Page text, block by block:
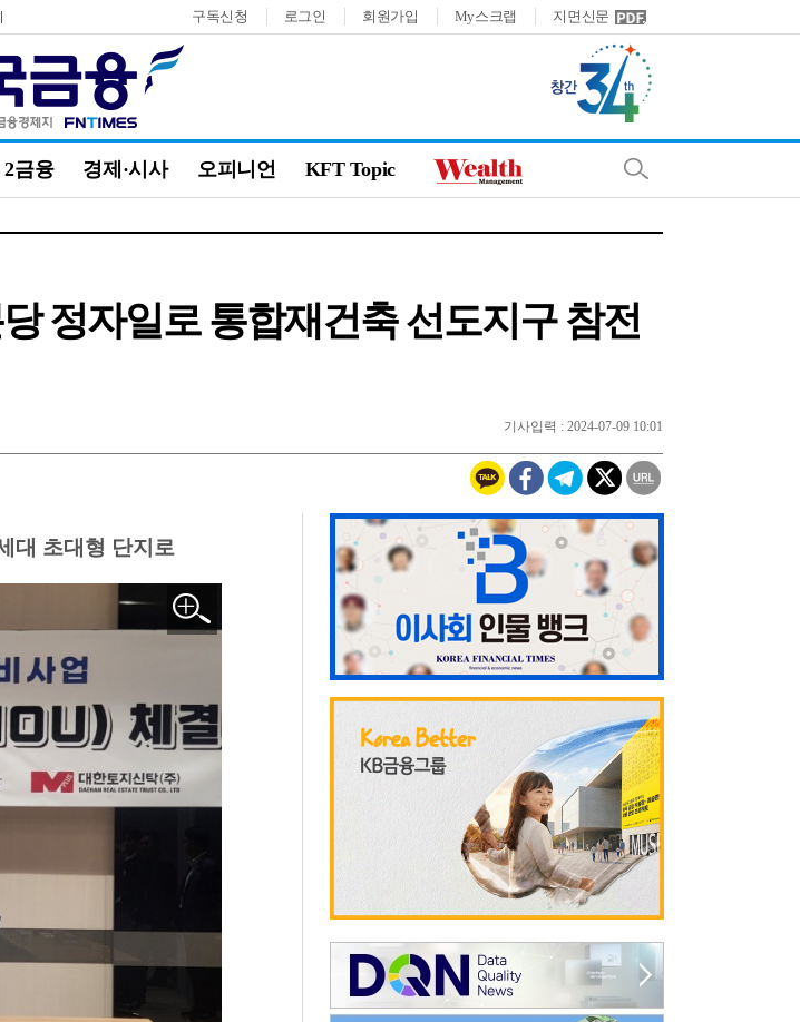
구독신청 로그인 회원가입 My스크랩 지면신문
2금융 경제·시사 오피니언 KFT Topic
정자일로 통합재건축 선도지구 참전
기사입력 : 2024-07-09 10:01
대 초대형 단지로